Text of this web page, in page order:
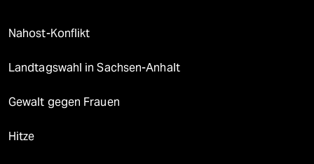
Nahost-Konflikt
Landtagswahl in Sachsen-Anhalt
Gewalt gegen Frauen
Hitze